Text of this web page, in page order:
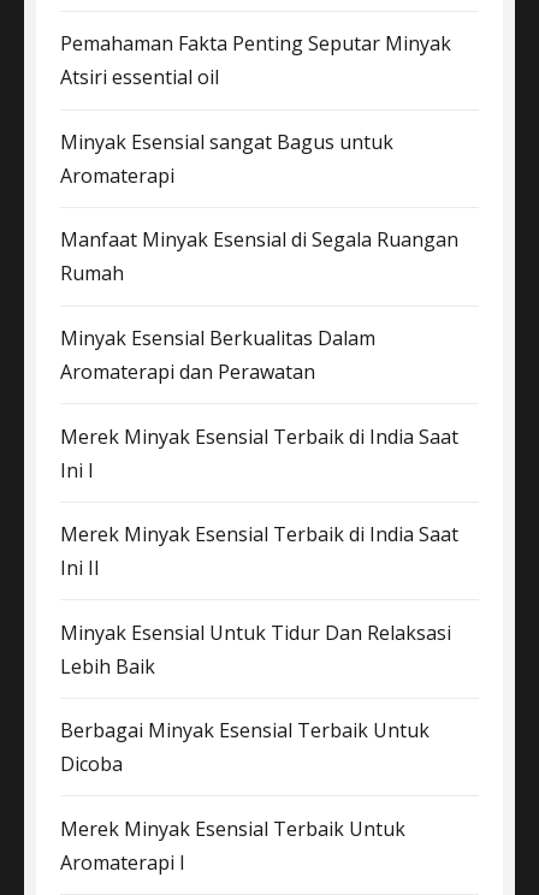
Pemahaman Fakta Penting Seputar Minyak
Atsiri essential oil
Minyak Esensial sangat Bagus untuk
Aromaterapi
Manfaat Minyak Esensial di Segala Ruangan
Rumah
Minyak Esensial Berkualitas Dalam
Aromaterapi dan Perawatan
Merek Minyak Esensial Terbaik di India Saat
Ini I
Merek Minyak Esensial Terbaik di India Saat
Ini II
Minyak Esensial Untuk Tidur Dan Relaksasi
Lebih Baik
Berbagai Minyak Esensial Terbaik Untuk
Dicoba
Merek Minyak Esensial Terbaik Untuk
Aromaterapi I